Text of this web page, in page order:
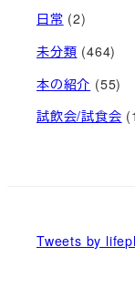
日常 (2)
未分類 (464)
本の紹介 (55)
試飲会/試食会
Tweets by